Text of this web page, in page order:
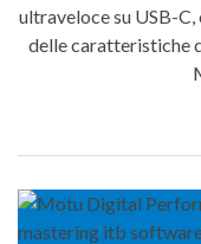
ultraveloce su USB-C,
delle caratteristiche